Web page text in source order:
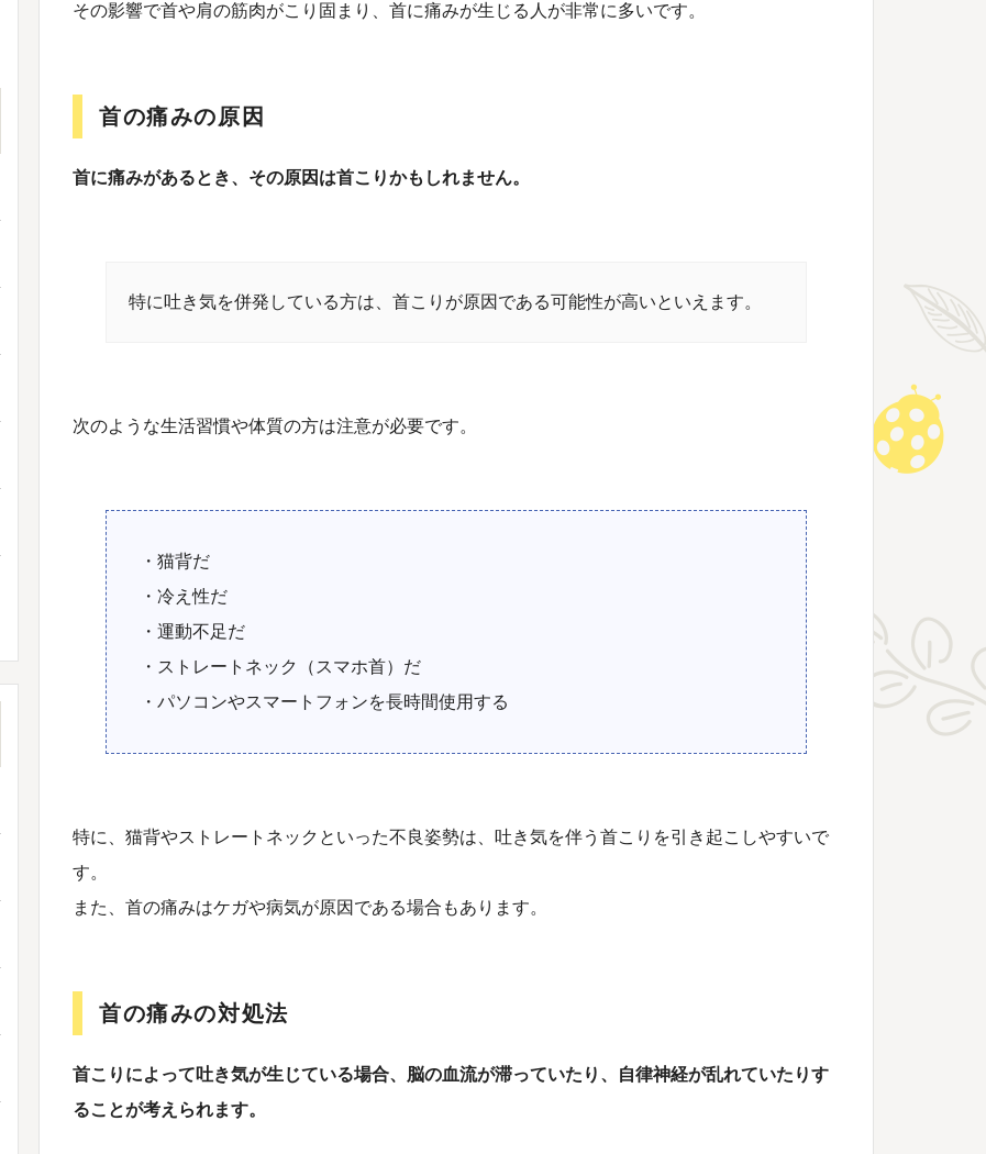
その影響で首や肩の筋肉がこり固まり、首に痛みが生じる人が非常に多いです。
首の痛みの原因
首に痛みがあるとき、その原因は首こりかもしれません。
特に吐き気を併発している方は、首こりが原因である可能性が高いといえます。
次のような生活習慣や体質の方は注意が必要です。
・猫背だ
・冷え性だ
・運動不足だ
・ストレートネック（スマホ首）だ
・パソコンやスマートフォンを長時間使用する
特に、猫背やストレートネックといった不良姿勢は、吐き気を伴う首こりを引き起こしやすいで
す。
また、首の痛みはケガや病気が原因である場合もあります。
首の痛みの対処法
首こりによって吐き気が生じている場合、脳の血流が滞っていたり、自律神経が乱れていたりす
ることが考えられます。